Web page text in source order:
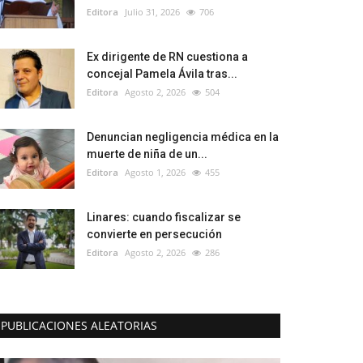
Editora Julio 31, 2026 706
Ex dirigente de RN cuestiona a
concejal Pamela Ávila tras...
Editora Agosto 2, 2026 504
Denuncian negligencia médica en la
muerte de niña de un...
Editora Agosto 1, 2026 455
Linares: cuando fiscalizar se
convierte en persecución
Editora Agosto 2, 2026 286
PUBLICACIONES ALEATORIAS